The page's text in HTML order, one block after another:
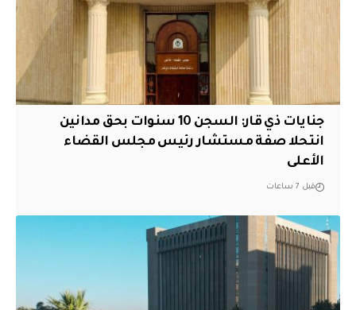
جنايات ذي قار: السجن 10 سنوات بحق مدانين
انتحلا صفة مستشار رئيس مجلس القضاء
الأعلى
قبل 7 ساعات